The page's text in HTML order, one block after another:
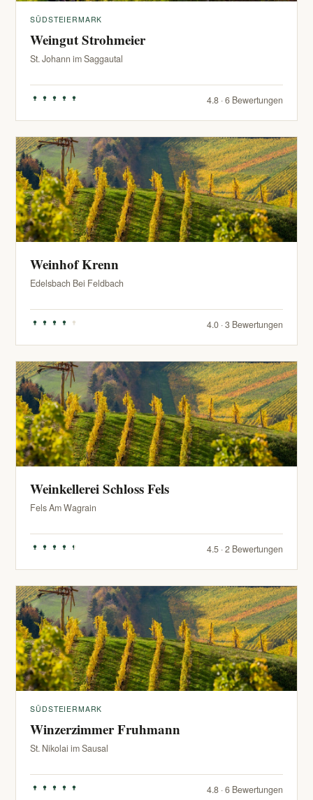
SÜDSTEIERMARK
Weingut Strohmeier
St. Johann im Saggautal
4.8 · 6 Bewertungen
Weinhof Krenn
Edelsbach Bei Feldbach
4.0 · 3 Bewertungen
Weinkellerei Schloss Fels
Fels Am Wagrain
4.5 · 2 Bewertungen
SÜDSTEIERMARK
Winzerzimmer Fruhmann
St. Nikolai im Sausal
4.8 · 6 Bewertungen